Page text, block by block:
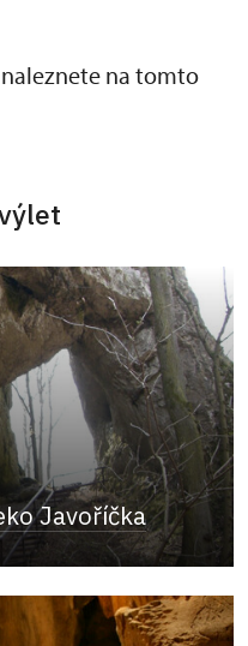
na tomto
Javoříčka